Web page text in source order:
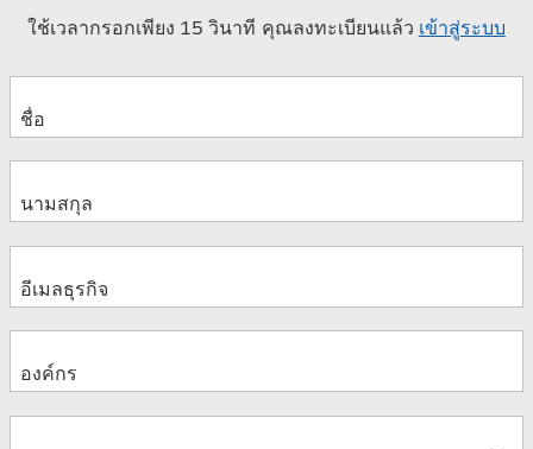
ใช้เวลากรอกเพียง 15 วินาที คุณลงทะเบียนแล้ว เข้าสู่ระบบ